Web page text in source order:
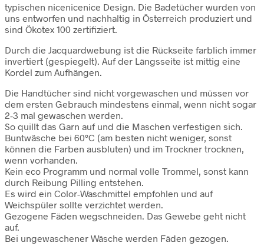
typischen nicenicenice Design. Die Badetücher wurden von
uns entworfen und nachhaltig in Österreich produziert und
sind Ökotex 100 zertifiziert.
Durch die Jacquardwebung ist die Rückseite farblich immer
invertiert (gespiegelt). Auf der Längsseite ist mittig eine
Kordel zum Aufhängen.
Die Handtücher sind nicht vorgewaschen und müssen vor
dem ersten Gebrauch mindestens einmal, wenn nicht sogar
2-3 mal gewaschen werden.
So quillt das Garn auf und die Maschen verfestigen sich.
Buntwäsche bei 60°C (am besten nicht weniger, sonst
können die Farben ausbluten) und im Trockner trocknen,
wenn vorhanden.
Kein eco Programm und normal volle Trommel, sonst kann
durch Reibung Pilling entstehen.
Es wird ein Color-Waschmittel empfohlen und auf
Weichspüler sollte verzichtet werden.
Gezogene Fäden wegschneiden. Das Gewebe geht nicht
auf.
Bei ungewaschener Wäsche werden Fäden gezogen.